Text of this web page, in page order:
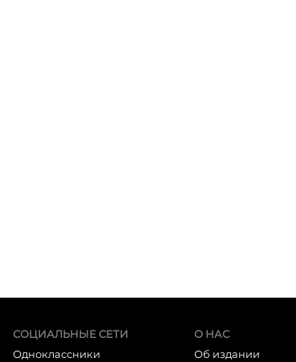
СОЦИАЛЬНЫЕ СЕТИ
Одноклассники
О НАС
Об издании